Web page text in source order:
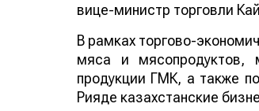
вице-министр торговли
В рамках торгово-
мяса и мясопродуктов,
продукции ГМК, а также
Рияде казахстанские